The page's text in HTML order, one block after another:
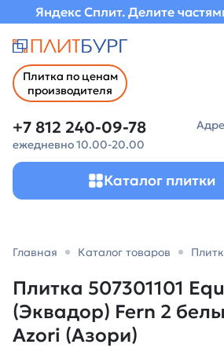
Яндекс Сплит. Делите
Плитка по ценам
производителя
+7 812 240-09-78
ежедневно 10.00-20.00
Каталог плитки
Главная Каталог товаров
Плитка 507301101
(Эквадор) Fern 2
Azori (Азори)